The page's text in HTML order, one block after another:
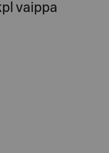
vaippa